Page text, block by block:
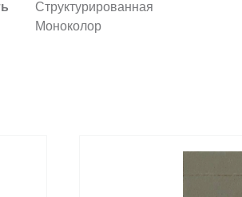
Структурированная
Моноколор